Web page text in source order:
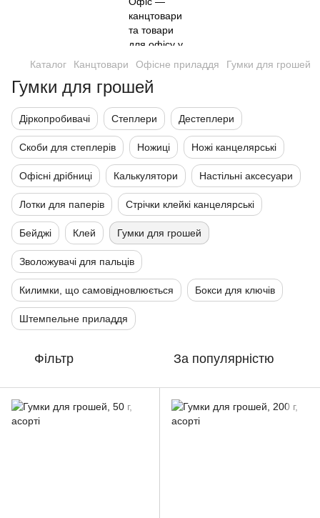
Каталог Канцтовари Офісне приладдя Гумки для грошей
Гумки для грошей
Діркопробивачі Степлери Дестеплери
Скоби для степлерів Ножиці Ножі канцелярські
Офісні дрібниці Калькулятори Настільні аксесуари
Лотки для паперів Стрічки клейкі канцелярські
Бейджі Клей Гумки для грошей
Зволожувачі для пальців
Килимки, що самовідновлюється Бокси для ключів
Штемпельне приладдя
Фільтр За популярністю